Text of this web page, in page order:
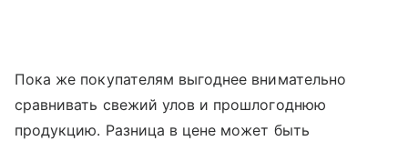
Пока же покупателям выгоднее внимательно
сравнивать свежий улов и прошлогоднюю
продукцию. Разница в цене может быть